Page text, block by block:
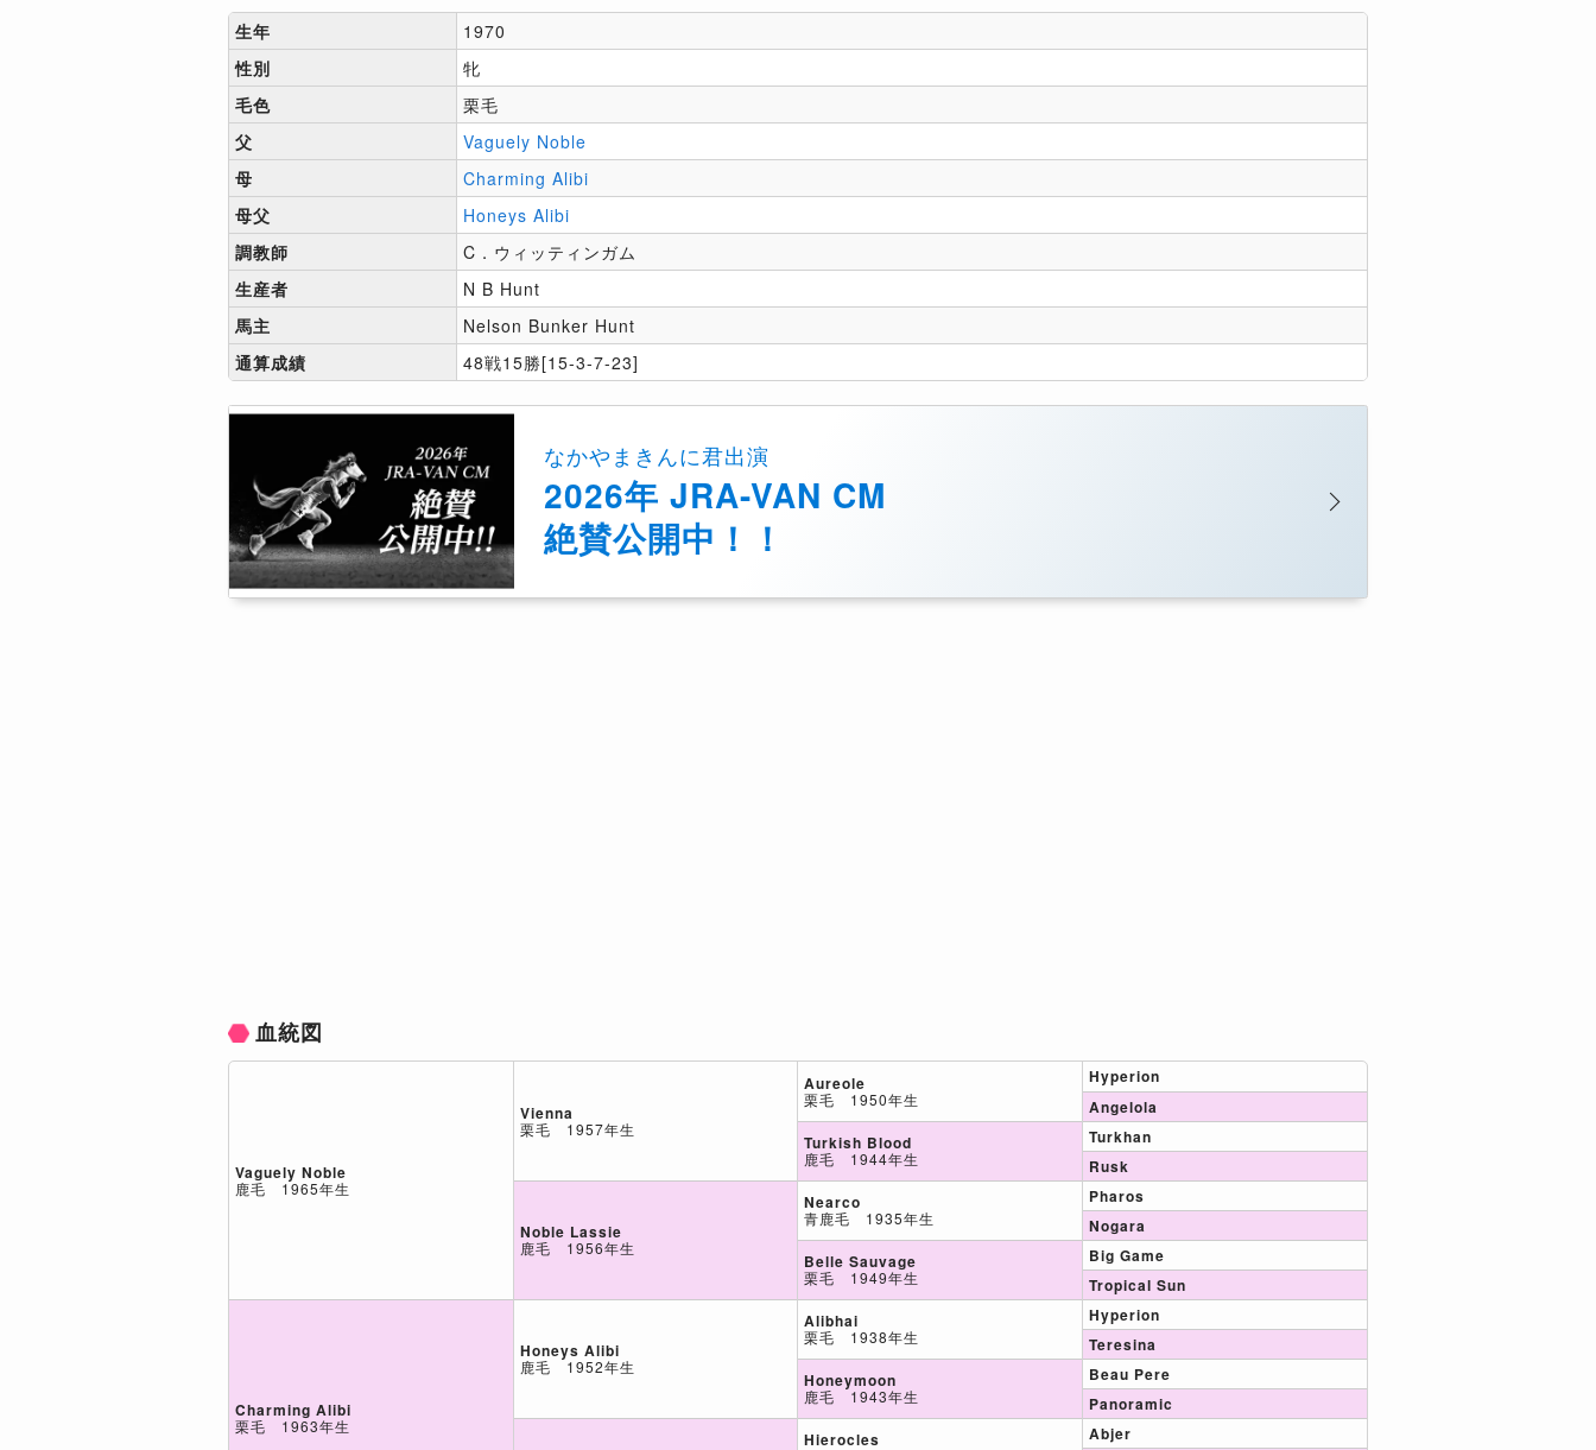
生年
1970
性別
牝
毛色
栗毛
父
Vaguely Noble
母
Charming Alibi
母父
Honeys Alibi
調教師
C．ウィッティンガム
生産者
N B Hunt
馬主
Nelson Bunker Hunt
通算成績
48戦15勝[15-3-7-23]
なかやまきんに君出演
2026年 JRA-VAN CM
絶賛公開中！！
血統図
Vaguely Noble
鹿毛 1965年生
Charming Alibi
栗毛 1963年生
Vienna
栗毛 1957年生
Noble Lassie
鹿毛 1956年生
Honeys Alibi
鹿毛 1952年生
Aureole
栗毛 1950年生
Turkish Blood
鹿毛 1944年生
Nearco
青鹿毛 1935年生
Belle Sauvage
栗毛 1949年生
Alibhai
栗毛 1938年生
Honeymoon
鹿毛 1943年生
Hierocles
Hyperion
Angelola
Turkhan
Rusk
Pharos
Nogara
Big Game
Tropical Sun
Hyperion
Teresina
Beau Pere
Panoramic
Abjer